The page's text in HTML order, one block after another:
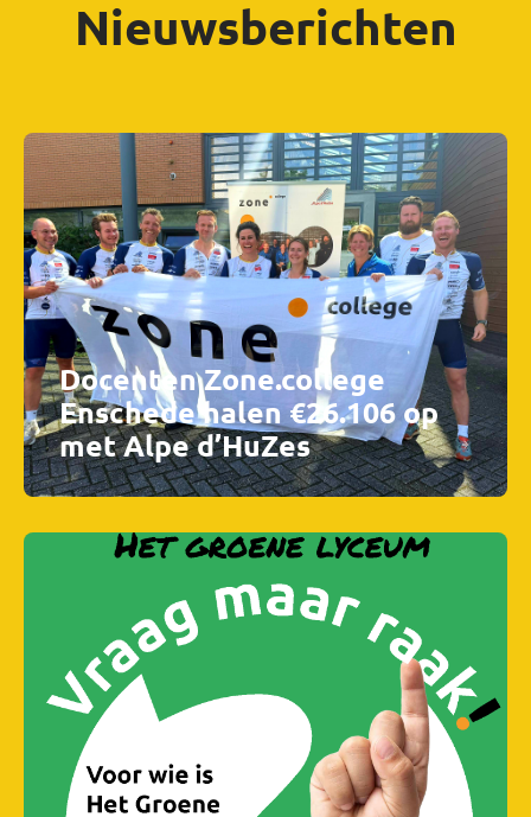
Nieuwsberichten
Docenten Zone.college
Enschede halen €26.106 op
met Alpe d’HuZes